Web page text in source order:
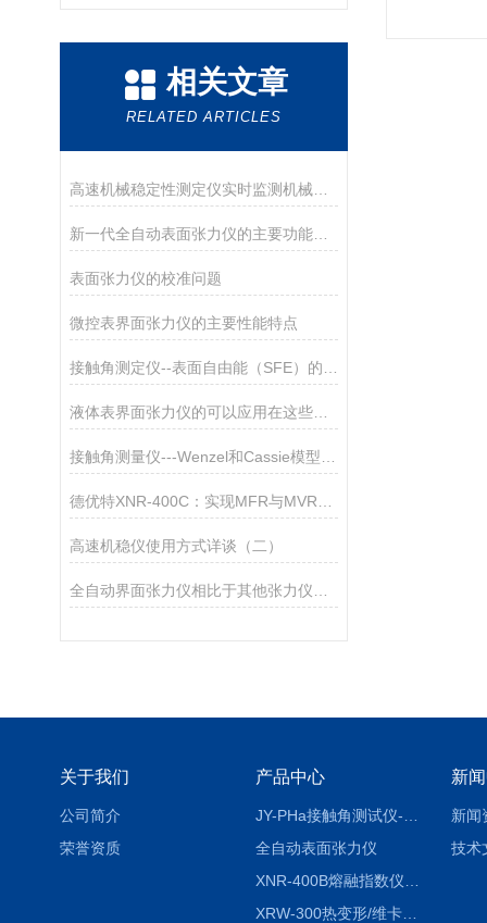
相关文章
RELATED ARTICLES
新一代全自动表面张力仪的主要功能介绍
表面张力仪的校准问题
微控表界面张力仪的主要性能特点
液体表界面张力仪的可以应用在这些领域
高速机稳仪使用方式详谈（二）
关于我们
公司简介
荣誉资质
产品中心
全自动表面张力仪
XRW-300热变形/维卡软化点温度测定仪
新
新闻
技术